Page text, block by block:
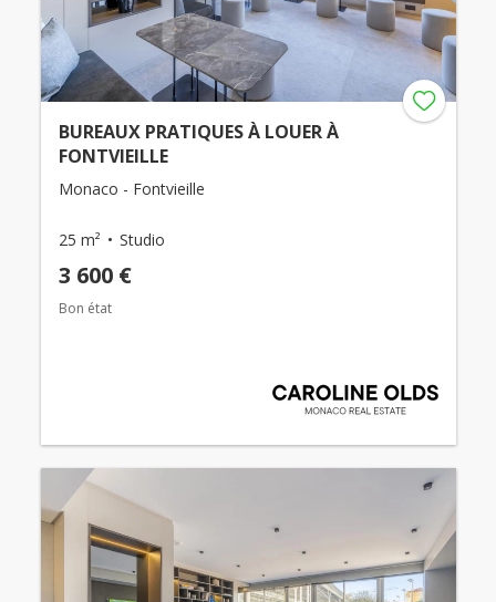
BUREAUX PRATIQUES À LOUER À
FONTVIEILLE
Monaco - Fontvieille
25 m² Studio
3 600 €
Bon état